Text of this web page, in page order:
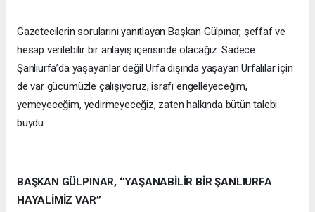
Gazetecilerin sorularını yanıtlayan Başkan Gülpınar, şeffaf ve
hesap verilebilir bir anlayış içerisinde olacağız. Sadece
Şanlıurfa’da yaşayanlar değil Urfa dışında yaşayan Urfalılar için
de var gücümüzle çalışıyoruz, israfı engelleyeceğim,
yemeyeceğim, yedirmeyeceğiz, zaten halkında bütün talebi
buydu.
BAŞKAN GÜLPINAR, ‘’YAŞANABİLİR BİR ŞANLIURFA
HAYALİMİZ VAR’’